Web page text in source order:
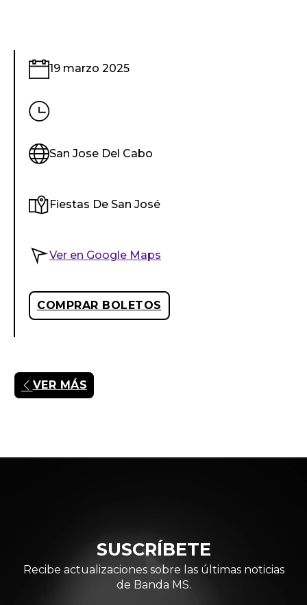
19 marzo 2025
San Jose Del Cabo
Fiestas De San José
Ver en Google Maps
COMPRAR BOLETOS
VER MÁS
SUSCRÍBETE
Recibe actualizaciones sobre las últimas noticias
de Banda MS.